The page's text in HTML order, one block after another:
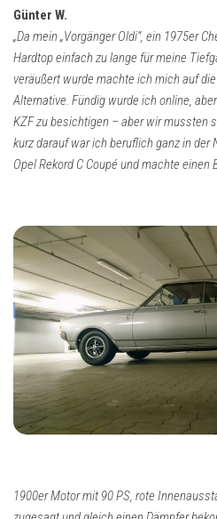
Günter W.
„Da mein „Vorgänger Oldi“, ein 1975er
Hardtop einfach zu lange für meine
veräußert wurde machte ich mich auf
Alternative. Fündig wurde ich online,
KZF zu besichtigen – aber wir mussten
kurz darauf war ich beruflich ganz in der
Opel Rekord C Coupé und machte
1900er Motor mit 90 PS, rote